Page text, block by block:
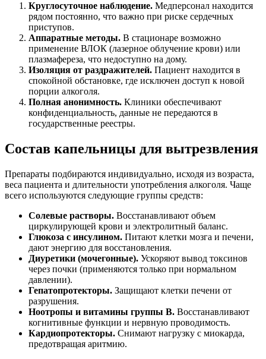
Круглосуточное наблюдение. Медперсонал находится
рядом постоянно, что важно при риске сердечных
приступов.
Аппаратные методы. В стационаре возможно
применение ВЛОК (лазерное облучение крови) или
плазмафереза, что недоступно на дому.
Изоляция от раздражителей. Пациент находится в
спокойной обстановке, где исключен доступ к новой
порции алкоголя.
Полная анонимность. Клиники обеспечивают
конфиденциальность, данные не передаются в
государственные реестры.
Состав капельницы для вытрезвления
Препараты подбираются индивидуально, исходя из возраста,
веса пациента и длительности употребления алкоголя. Чаще
всего используются следующие группы средств:
Солевые растворы. Восстанавливают объем
циркулирующей крови и электролитный баланс.
Глюкоза с инсулином. Питают клетки мозга и печени,
дают энергию для восстановления.
Диуретики (мочегонные). Ускоряют вывод токсинов
через почки (применяются только при нормальном
давлении).
Гепатопротекторы. Защищают клетки печени от
разрушения.
Ноотропы и витамины группы B. Восстанавливают
когнитивные функции и нервную проводимость.
Кардиопротекторы. Снимают нагрузку с миокарда,
предотвращая аритмию.